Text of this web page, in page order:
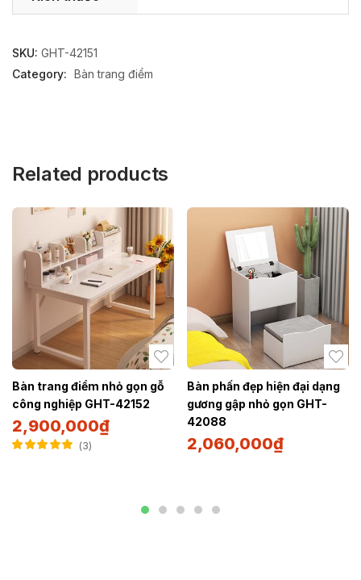
SKU: GHT-42151
Category: Bàn trang điểm
Related products
Bàn trang điểm nhỏ gọn gỗ
công nghiệp GHT-42152
2,900,000₫
3
Bàn phấn đẹp hiện đại dạng
gương gập nhỏ gọn GHT-
42088
2,060,000₫